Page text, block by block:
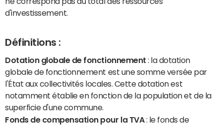
d'investissement.
Définitions :
Dotation globale de fonctionnement : la dotation
globale de fonctionnement est une somme versée par
l'État aux collectivités locales. Cette dotation est
notamment établie en fonction de la population et de la
superficie d'une commune.
Fonds de compensation pour la TVA: le fonds de